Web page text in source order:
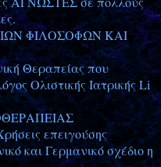
ΦΙΛΟΣΟΦΩΝ ΚΑΙ
Θεραπείας που
Ολιστικής Ιατρικής Li
επειγούσης
Γερμανικό σχέδιο η